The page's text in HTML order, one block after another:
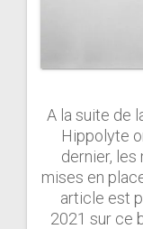
A la suite de
Hippolyte
dernier,
mises en
article est
2021 sur ce